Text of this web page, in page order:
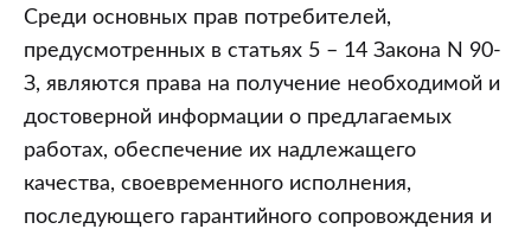
Среди основных прав потребителей,
предусмотренных в статьях 5 – 14 Закона N 90-
З, являются права на получение необходимой и
достоверной информации о предлагаемых
работах, обеспечение их надлежащего
качества, своевременного исполнения,
последующего гарантийного сопровождения и